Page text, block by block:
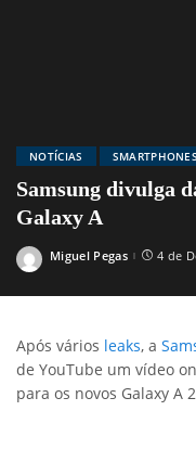
NOTÍCIAS SMARTPHONES
Samsung divulga
Galaxy A
Posted
Miguel Pegas 4 de
Após vários leaks, a
de YouTube um vídeo
para os novos Galaxy A